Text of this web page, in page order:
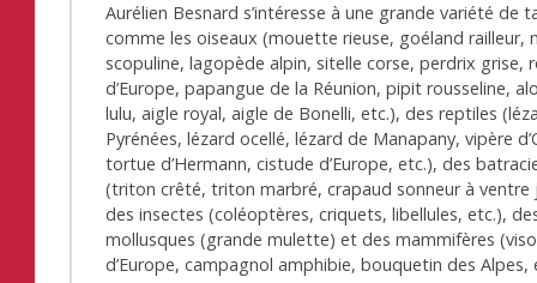
Aurélien Besnard s’intéresse à une grande variété de
comme les oiseaux (mouette rieuse, goéland railleur,
scopuline, lagopède alpin, sitelle corse, perdrix grise,
d’Europe, papangue de la Réunion, pipit rousseline,
lulu, aigle royal, aigle de Bonelli, etc.), des reptiles
Pyrénées, lézard ocellé, lézard de Manapany, vipère
tortue d’Hermann, cistude d’Europe, etc.), des
(triton crêté, triton marbré, crapaud sonneur à ventre
des insectes (coléoptères, criquets, libellules, etc.),
mollusques (grande mulette) et des mammifères
d’Europe, campagnol amphibie, bouquetin des